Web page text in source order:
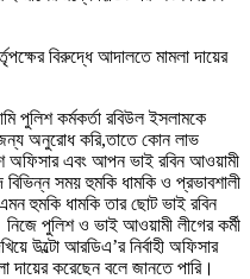
বিরুদ্ধে আদালতে মামলা দায়ের
পুলিশ কর্মকর্তা রবিউল ইসলামকে
জন্য অনুরোধ করি,তাতে কোন লাভ
অফিসার এবং আপন ভাই রবিন আওয়ামী
বিভিন্ন সময় হুমকি ধামকি ও প্রভাবশালী
হুমকি ধামকি তার ছোট ভাই রবিন
নিজে পুলিশ ও ভাই আওয়ামী লীগের কর্মী
উল্টো আরডিএ’র নির্বাহী অফিসার
করেছেন বলে জানতে পারি।